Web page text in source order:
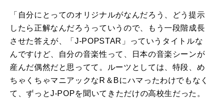
「自分にとってのオリジナルがなんだろう、どう提示
したら正解なんだろうっていうので、もう一段階成長
させた答えが、「J-POPSTAR」っていうタイトルな
んですけど、自分の音楽性って、日本の音楽シーンが
産んだ偶然だと思ってて。ルーツとしては、特段、め
ちゃくちゃマニアックなR＆Bにハマったわけでもなく
て、ずっとJ-POPを聞いてきただけの高校生だった。